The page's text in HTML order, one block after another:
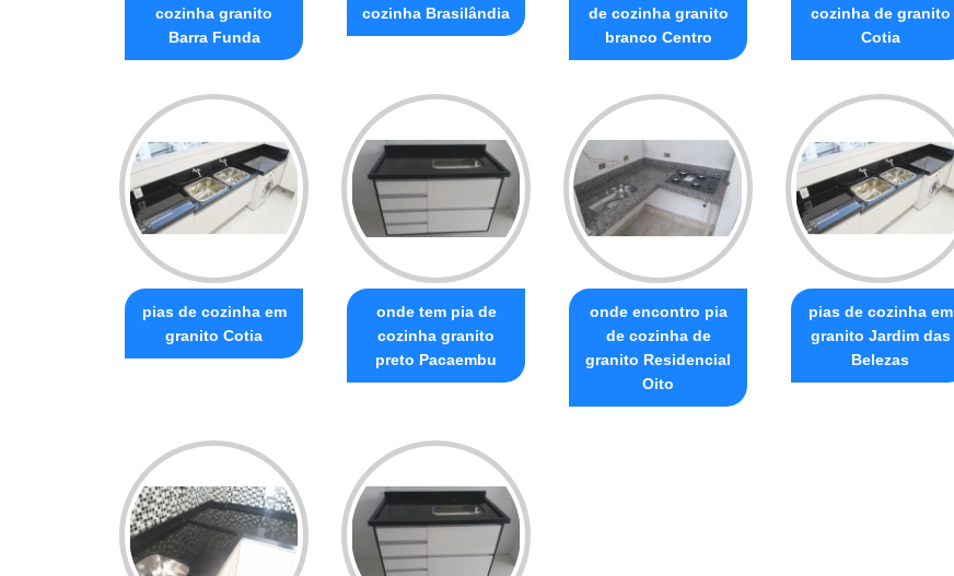
cozinha granito
Barra Funda
cozinha Brasilândia
de cozinha granito
branco Centro
cozinha de granito
Cotia
pias de cozinha em
granito Cotia
onde tem pia de
cozinha granito
preto Pacaembu
onde encontro pia
de cozinha de
granito Residencial
Oito
pias de cozinha em
granito Jardim das
Belezas